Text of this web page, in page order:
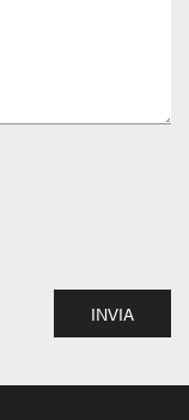
INVIA